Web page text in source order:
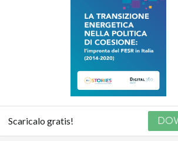
Scaricalo gratis!